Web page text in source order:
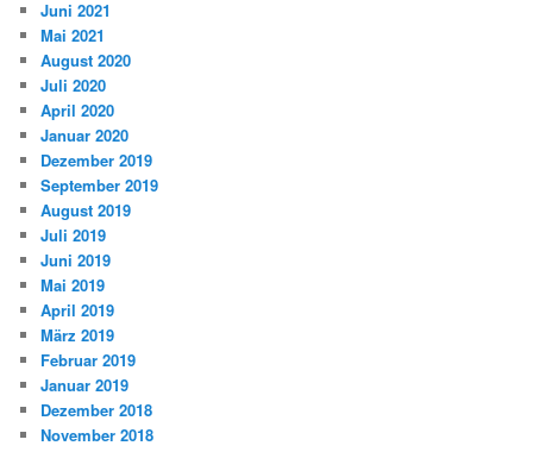
Juni 2021
Mai 2021
August 2020
Juli 2020
April 2020
Januar 2020
Dezember 2019
September 2019
August 2019
Juli 2019
Juni 2019
Mai 2019
April 2019
März 2019
Februar 2019
Januar 2019
Dezember 2018
November 2018